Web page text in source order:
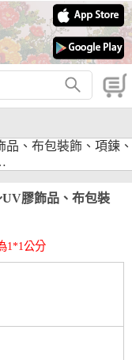
UV膠飾品、布包裝
1*1公分
與 『信用卡零利率
一銀行、華南銀行、
邦銀行、國泰世華、
豐銀行、華泰銀行、
、玉山銀行、凱基銀
、安泰銀行、中國信
一銀行、華南銀行、
邦銀行、國泰世華、
豐銀行、華泰銀行、
、聯邦銀行、遠東商
、玉山銀行、凱基銀
、安泰銀行、中國信